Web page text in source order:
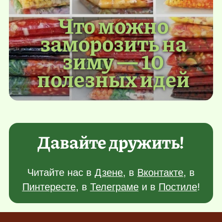
Что можно
заморозить на
зиму — 10
полезных идей
Давайте дружить!
Читайте нас в Дзене, в Вконтакте, в
Пинтересте, в Телеграмеи в Постиле!